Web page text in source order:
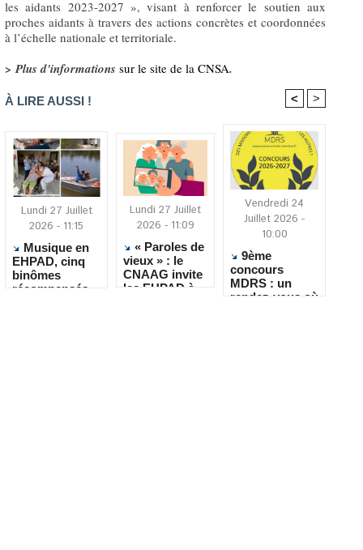
les aidants 2023-2027 », visant à renforcer le soutien aux
proches aidants à travers des actions concrètes et coordonnées
à l’échelle nationale et territoriale.
> Plus d'informations sur le site de la CNSA.
À LIRE AUSSI ! < >
Lundi 27 Juillet
2026 - 11:15
Musique en
EHPAD, cinq
binômes
récompensés
Lundi 27 Juillet
2026 - 11:09
« Paroles de
vieux » : le
CNAAG invite
les EHPAD à
Vendredi 24
Juillet 2026 -
10:00
9ème
concours
MDRS : un
rendez-vous où